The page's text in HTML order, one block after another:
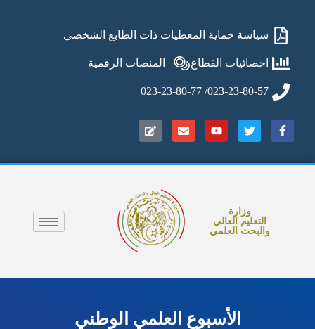
سياسة حماية المعطيات ذات الطابع الشخصي
احصائيات القطاع المنصات الرقمية
023-23-80-57/ 023-23-80-77
وزارة
التعليم العالي
والبحث العلمي
الأسبوع العلمي الوطني